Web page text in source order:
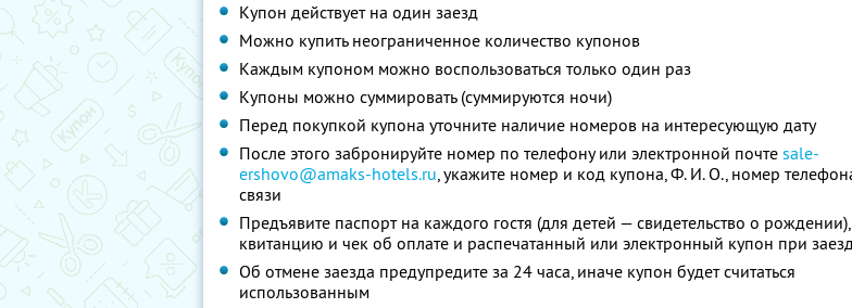
Купон действует на один заезд
Можно купить неограниченное количество купонов
Каждым купоном можно воспользоваться только один раз
Купоны можно суммировать (суммируются ночи)
Перед покупкой купона уточните наличие номеров на интересующую дату
После этого забронируйте номер по телефону или электронной почте sale-
ershovo@amaks-hotels.ru, укажите номер и код купона, Ф. И. О., номер
связи
Предъявите паспорт на каждого гостя (для детей — свидетельство о рождении),
квитанцию и чек об оплате и распечатанный или электронный купон при
Об отмене заезда предупредите за 24 часа, иначе купон будет считаться
использованным